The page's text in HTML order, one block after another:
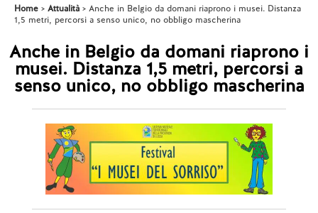
Home Attualità
Anche in Belgio da domani riaprono i musei. Distanza
1,5 metri, percorsi a senso unico, no obbligo mascherina
Anche in Belgio da domani riaprono i
musei. Distanza 1,5 metri, percorsi a
senso unico, no obbligo mascherina